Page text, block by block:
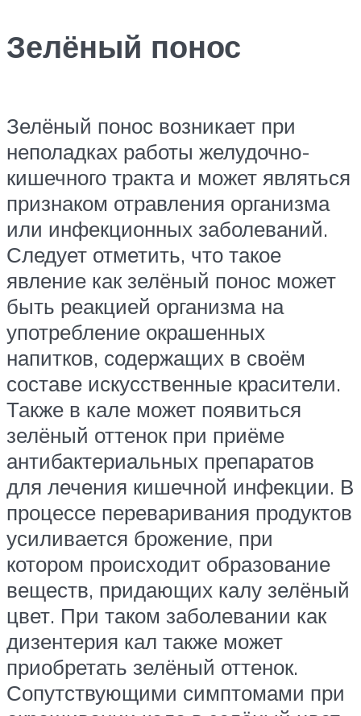
Зелёный понос
Зелёный понос возникает при
неполадках работы желудочно-
кишечного тракта и может являться
признаком отравления организма
или инфекционных заболеваний.
Следует отметить, что такое
явление как зелёный понос может
быть реакцией организма на
употребление окрашенных
напитков, содержащих в своём
составе искусственные красители.
Также в кале может появиться
зелёный оттенок при приёме
антибактериальных препаратов
для лечения кишечной инфекции. В
процессе переваривания продуктов
усиливается брожение, при
котором происходит образование
веществ, придающих калу зелёный
цвет. При таком заболевании как
дизентерия кал также может
приобретать зелёный оттенок.
Сопутствующими симптомами при